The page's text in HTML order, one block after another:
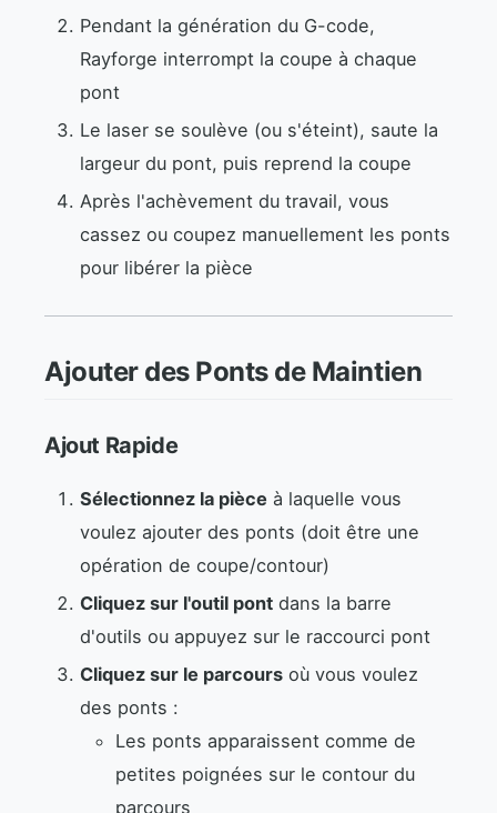
Pendant la génération du G-code,
Rayforge interrompt la coupe à chaque
pont
Le laser se soulève (ou s'éteint), saute la
largeur du pont, puis reprend la coupe
Après l'achèvement du travail, vous
cassez ou coupez manuellement les ponts
pour libérer la pièce
Ajouter des Ponts de Maintien
Ajout Rapide
Sélectionnez la pièce à laquelle vous
voulez ajouter des ponts (doit être une
opération de coupe/contour)
Cliquez sur l'outil pont dans la barre
d'outils ou appuyez sur le raccourci pont
Cliquez sur le parcours où vous voulez
des ponts :
Les ponts apparaissent comme de
petites poignées sur le contour du
parcours